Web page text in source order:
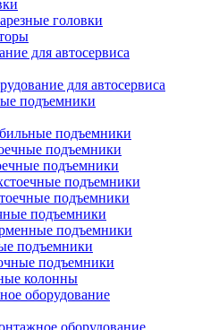
головки
для автосервиса
для автосервиса
подъемники
подъемники
подъемники
подъемники
подъемники
подъемники
подъемники
подъемники
подъемники
подъемники
колонны
оборудование
оборудование